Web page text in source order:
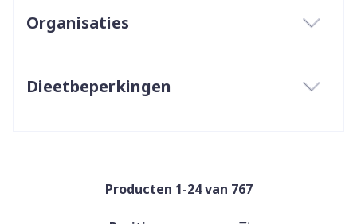
Organisaties
Dieetbeperkingen
Producten 1-24van 767